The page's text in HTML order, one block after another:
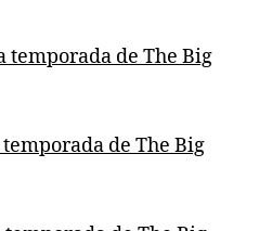
temporada de The Big
de The Big